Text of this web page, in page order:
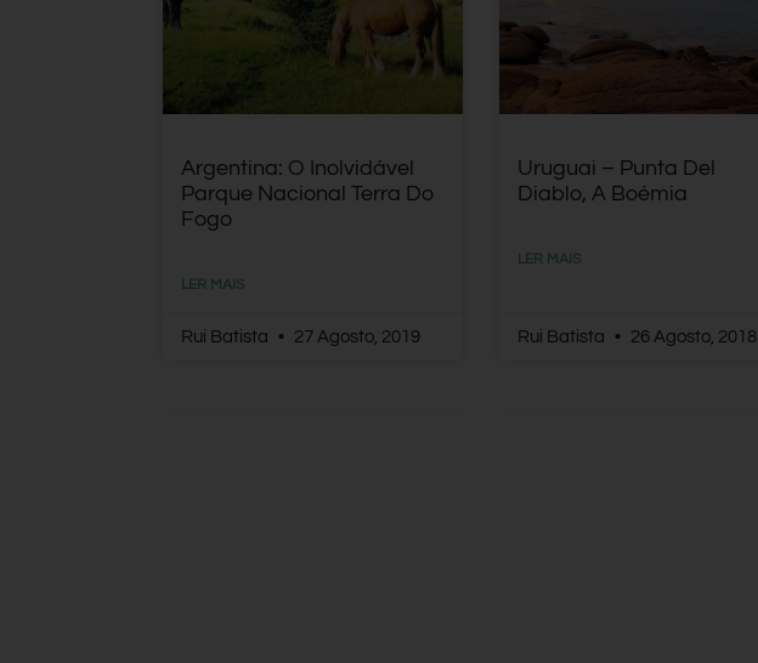
Argentina: O Inolvidável
Parque Nacional Terra Do
Fogo
LER MAIS
Rui Batista 27 Agosto, 2019
Uruguai – Punta Del
Diablo, A Boémia
LER MAIS
Rui Batista 26 Agosto, 2018